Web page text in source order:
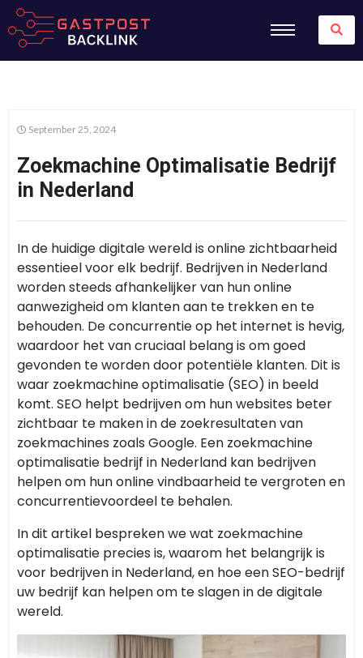
September 25, 2024
Zoekmachine Optimalisatie Bedrijf
in Nederland
In de huidige digitale wereld is online zichtbaarheid
essentieel voor elk bedrijf. Bedrijven in Nederland
worden steeds afhankelijker van hun online
aanwezigheid om klanten aan te trekken en te
behouden. De concurrentie op het internet is hevig,
waardoor het van cruciaal belang is om goed
gevonden te worden door potentiële klanten. Dit is
waar zoekmachine optimalisatie (SEO) in beeld
komt. SEO helpt bedrijven om hun websites beter
zichtbaar te maken in de zoekresultaten van
zoekmachines zoals Google. Een zoekmachine
optimalisatie bedrijf in Nederland kan bedrijven
helpen om hun online vindbaarheid te vergroten en
concurrentievoordeel te behalen.
In dit artikel bespreken we wat zoekmachine
optimalisatie precies is, waarom het belangrijk is
voor bedrijven in Nederland, en hoe een SEO-bedrijf
uw bedrijf kan helpen om te slagen in de digitale
wereld.